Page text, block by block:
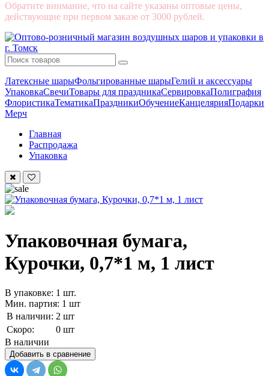
Обратите внимание, что на сайте указаны оптовые цены,
действующие при первом заказе от 3000 рублей.
Латексные шарыФольгированные шарыГелий и аксессуары
УпаковкаСвечиТовары для праздникаСервировкаПолиграфия
ФлористикаТематикаПраздникиОбучениеКанцелярияПодарки
Мерч
Главная
Распродажа
Упаковка
Упаковочная бумага,
Курочки, 0,7*1 м, 1 лист
В упаковке: 1 шт.
Мин. партия: 1 шт
В наличии: 2 шт
Скоро:
0 шт
В наличии
Добавить в сравнение